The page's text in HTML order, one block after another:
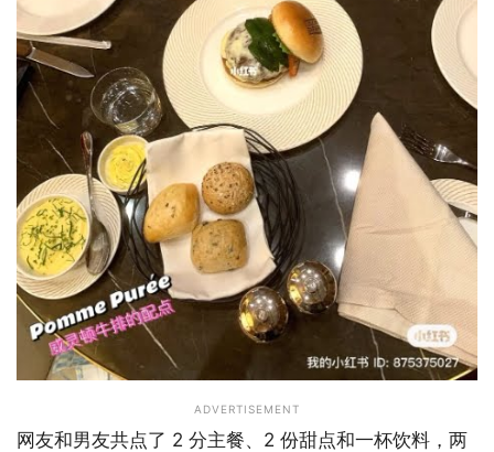
ADVERTISEMENT
网友和男友共点了 2 分主餐、2 份甜点和一杯饮料，两